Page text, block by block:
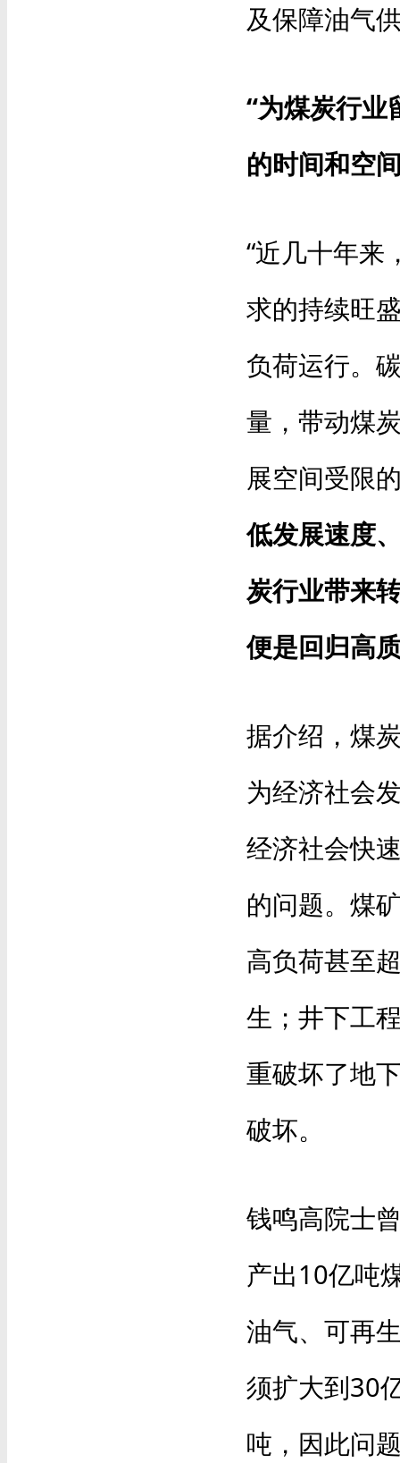
及保障油气
“为煤炭行业
的时间和空
“近几十年来
求的持续旺
负荷运行。
量，带动煤
展空间受限
低发展速度
炭行业带来
便是回归高
据介绍，煤
为经济社会
经济社会快
的问题。煤
高负荷甚至
生；井下工
重破坏了地
破坏。
钱鸣高院士
产出10亿吨
油气、可再
须扩大到30
吨，因此问